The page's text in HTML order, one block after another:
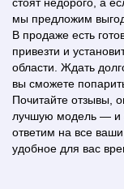
мы предложим
В продаже есть
привезти и
области. Ждать
вы сможете
Почитайте отзывы,
лучшую модель — и
ответим на все
удобное для вас